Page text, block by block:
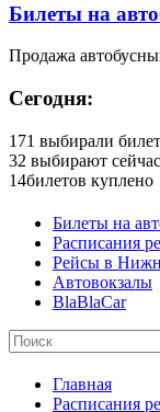
Билеты на
Продажа
Сегодня:
171 выбирали билет
32 выбирают сейчас
14билетов куплено
Билеты на
Расписания
Рейсы в
Автовокзалы
BlaBlaCar
Главная
Расписания